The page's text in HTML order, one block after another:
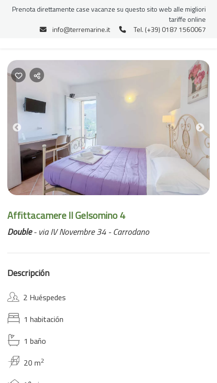
Previous
Affittacamere Il Gelsomino 4
Double- via IV Novembre 34 - Carrodano
Descripción
2 Huéspedes
1 habitación
1 baño
20 m2
Prenota direttamente case vacanze su questo sito web alle migliori
tariffe online
info@terremarine.it
Tel. (+39) 0187 1560067